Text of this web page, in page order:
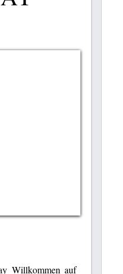
Willkommen auf